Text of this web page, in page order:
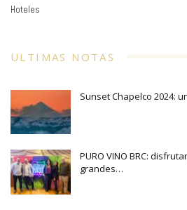
Hoteles
ULTIMAS NOTAS
Sunset Chapelco 2024:
PURO VINO BRC:
grandes…